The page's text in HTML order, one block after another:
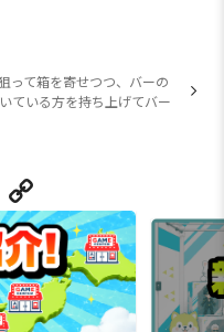
って箱を寄せつつ、バーの
ている方を持ち上げてバー
Line